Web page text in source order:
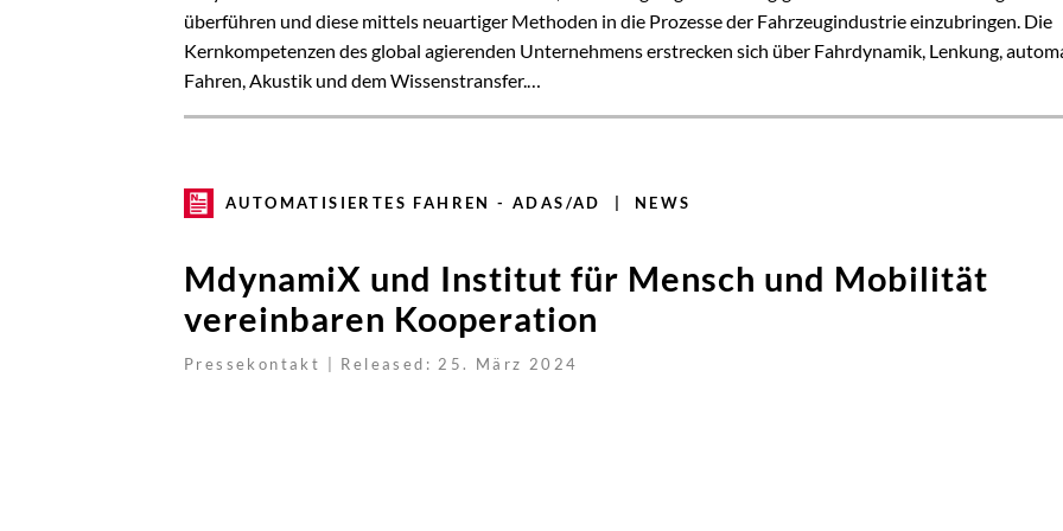
MdynamiX und Institut für Mensch und Mobilität
vereinbaren Kooperation
Pressekontakt | Released: 25. März 2024
Partnerschaft mit dem kürzlich gegründeten Institut für Mensch und Mobilität (IMM) der Hochschule für
Forschungsprojekte konzentrieren. Die Partnerschaft bietet vielfältige Chancen. Durch die Zusammenarbeit
das Institut Zugang zu einem breiteren Industrienetzwerk. Für MdynamiX ist die im IMM angesiedelte
Bereich Transportation Design von Bedeutung. Zudem wird die Bindung zu den Hochschulstudierenden
Die Studierenden profitieren davon, da sie praktische Erfahrungen sammeln können. Beide Partner haben die